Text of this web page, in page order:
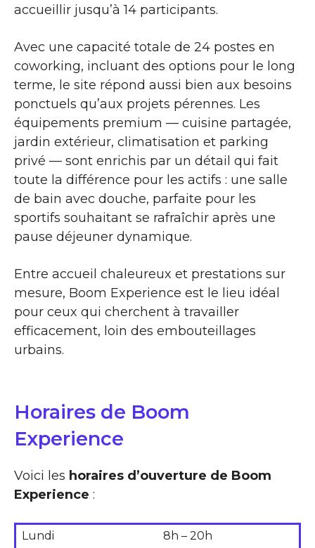
accueillir jusqu’à 14 participants.
Avec une capacité totale de 24 postes en
coworking, incluant des options pour le long
terme, le site répond aussi bien aux besoins
ponctuels qu’aux projets pérennes. Les
équipements premium — cuisine partagée,
jardin extérieur, climatisation et parking
privé — sont enrichis par un détail qui fait
toute la différence pour les actifs : une salle
de bain avec douche, parfaite pour les
sportifs souhaitant se rafraîchir après une
pause déjeuner dynamique.
Entre accueil chaleureux et prestations sur
mesure, Boom Experience est le lieu idéal
pour ceux qui cherchent à travailler
efficacement, loin des embouteillages
urbains.
Horaires de Boom
Experience
Voici les horaires d’ouverture de Boom
Experience :
Lundi
8h – 20h